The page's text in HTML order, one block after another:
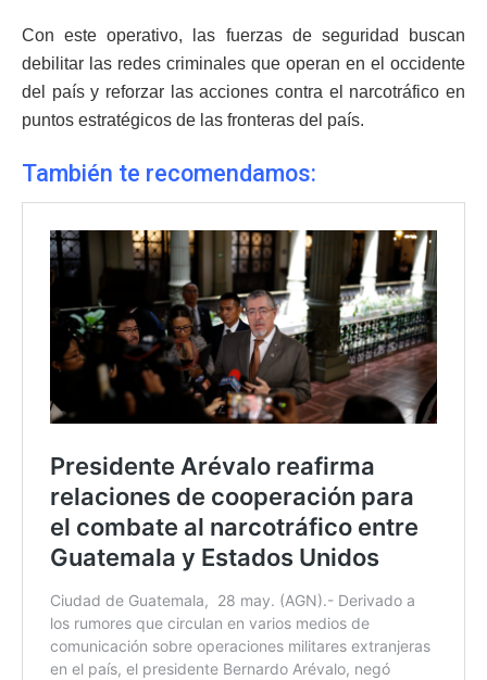
Con este operativo, las fuerzas de seguridad buscan
debilitar las redes criminales que operan en el occidente
del país y reforzar las acciones contra el narcotráfico en
puntos estratégicos de las fronteras del país.
También te recomendamos: